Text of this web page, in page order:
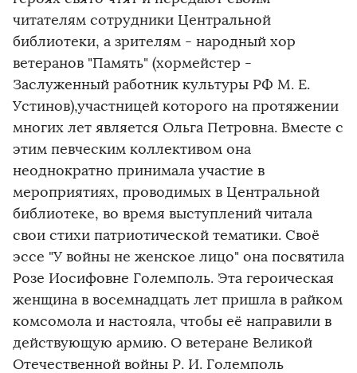
читателям сотрудники Центральной
библиотеки, а зрителям - народный хор
ветеранов "Память" (хормейстер -
Заслуженный работник культуры РФ М. Е.
Устинов),участницей которого на протяжении
многих лет является Ольга Петровна. Вместе с
этим певческим коллективом она
неоднократно принимала участие в
мероприятиях, проводимых в Центральной
библиотеке, во время выступлений читала
свои стихи патриотической тематики. Своё
эссе "У войны не женское лицо" она посвятила
Розе Иосифовне Големполь. Эта героическая
женщина в восемнадцать лет пришла в райком
комсомола и настояла, чтобы её направили в
действующую армию. О ветеране Великой
Отечественной войны Р. И. Големполь